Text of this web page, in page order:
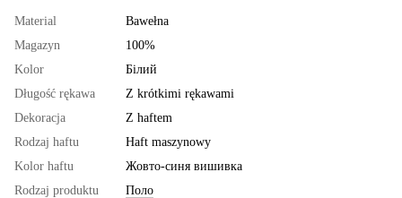
Material
Bawełna
Magazyn
100%
Kolor
Білий
Długość rękawa
Z krótkimi rękawami
Dekoracja
Z haftem
Rodzaj haftu
Haft maszynowy
Kolor haftu
Жовто-синя вишивка
Rodzaj produktu
Поло